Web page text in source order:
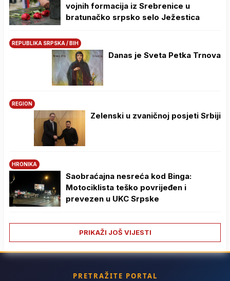
vojnih formacija iz Srebrenice u
bratunačko srpsko selo Јežestica
REPUBLIKA SRPSKA / BIH
Danas je Sveta Petka Trnova
REGION
Zelenski u zvaničnoj posjeti Srbiji
HRONIKA
Saobraćajna nesreća kod Binga:
Motociklista teško povrijeđen i
prevezen u UKC Srpske
PRIKAŽI JOŠ VIJESTI
PRETRAŽITE PORTAL